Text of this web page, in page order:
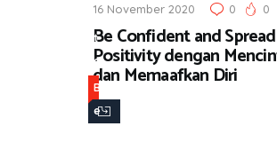
i
t
a
16 November 2020 0 0
Be Confident and Spread
Positivity dengan
dan Memaafkan Diri
B
e